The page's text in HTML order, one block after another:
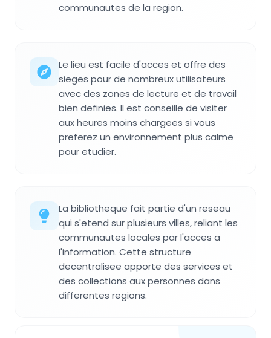
communautes de la region.
Le lieu est facile d'acces et offre des
sieges pour de nombreux utilisateurs
avec des zones de lecture et de travail
bien definies. Il est conseille de visiter
aux heures moins chargees si vous
preferez un environnement plus calme
pour etudier.
La bibliotheque fait partie d'un reseau
qui s'etend sur plusieurs villes, reliant les
communautes locales par l'acces a
l'information. Cette structure
decentralisee apporte des services et
des collections aux personnes dans
differentes regions.